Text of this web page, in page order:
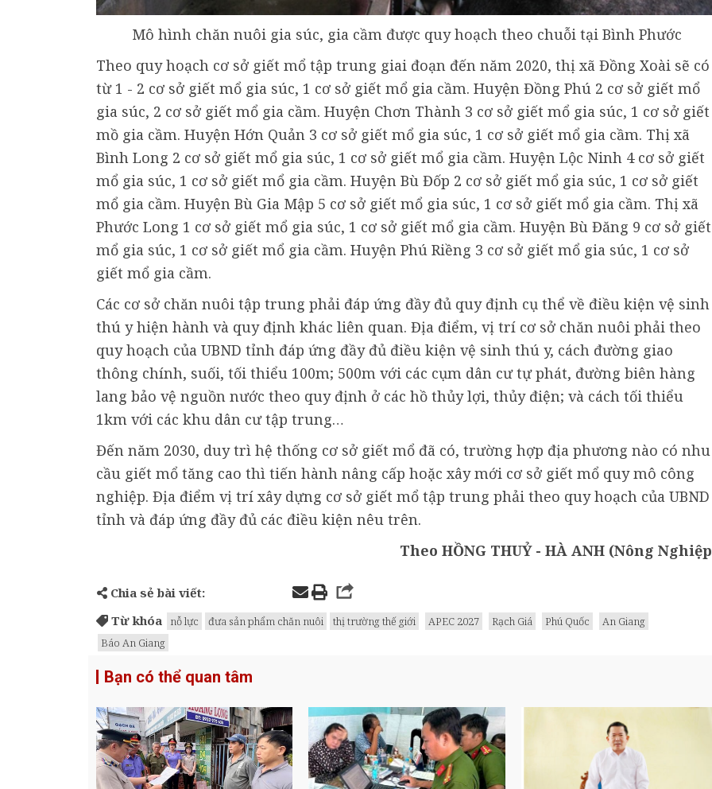
Mô hình chăn nuôi gia súc, gia cầm được quy hoạch theo chuỗi tại Bình Phước
Theo quy hoạch cơ sở giết mổ tập trung giai đoạn đến năm 2020, thị xã Đồng Xoài sẽ có
từ 1 - 2 cơ sở giết mổ gia súc, 1 cơ sở giết mổ gia cầm. Huyện Đồng Phú 2 cơ sở giết mổ
gia súc, 2 cơ sở giết mổ gia cầm. Huyện Chơn Thành 3 cơ sở giết mổ gia súc, 1 cơ sở giết
mồ gia cầm. Huyện Hớn Quản 3 cơ sở giết mổ gia súc, 1 cơ sở giết mổ gia cầm. Thị xã
Bình Long 2 cơ sở giết mổ gia súc, 1 cơ sở giết mổ gia cầm. Huyện Lộc Ninh 4 cơ sở giết
mổ gia súc, 1 cơ sở giết mổ gia cầm. Huyện Bù Đốp 2 cơ sở giết mổ gia súc, 1 cơ sở giết
mổ gia cầm. Huyện Bù Gia Mập 5 cơ sở giết mổ gia súc, 1 cơ sở giết mổ gia cầm. Thị xã
Phước Long 1 cơ sở giết mổ gia súc, 1 cơ sở giết mổ gia cầm. Huyện Bù Đăng 9 cơ sở giết
mổ gia súc, 1 cơ sở giết mổ gia cầm. Huyện Phú Riềng 3 cơ sở giết mổ gia súc, 1 cơ sở
giết mổ gia cầm.
Các cơ sở chăn nuôi tập trung phải đáp ứng đầy đủ quy định cụ thể về điều kiện vệ sinh
thú y hiện hành và quy định khác liên quan. Địa điểm, vị trí cơ sở chăn nuôi phải theo
quy hoạch của UBND tỉnh đáp ứng đầy đủ điều kiện vệ sinh thú y, cách đường giao
thông chính, suối, tối thiểu 100m; 500m với các cụm dân cư tự phát, đường biên hàng
lang bảo vệ nguồn nước theo quy định ở các hồ thủy lợi, thủy điện; và cách tối thiểu
1km với các khu dân cư tập trung…
Đến năm 2030, duy trì hệ thống cơ sở giết mổ đã có, trường hợp địa phương nào có nhu
cầu giết mổ tăng cao thì tiến hành nâng cấp hoặc xây mới cơ sở giết mổ quy mô công
nghiệp. Địa điểm vị trí xây dựng cơ sở giết mổ tập trung phải theo quy hoạch của UBND
tỉnh và đáp ứng đầy đủ các điều kiện nêu trên.
Theo HỒNG THUỶ - HÀ ANH (Nông
Chia sẻ bài viết:
Từ khóa
nỗ lực đưa sản phẩm chăn nuôi thị trường thế giới APEC 2027 Rạch Giá Phú Quốc
An Giang
Báo An Giang
Bạn có thể quan tâm